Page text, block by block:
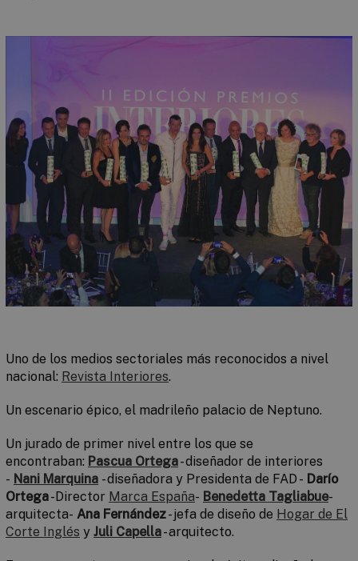
Uno de los medios sectoriales más reconocidos a nivel
nacional: Revista Interiores.
Un escenario épico, el madrileño palacio de Neptuno.
Un jurado de primer nivel entre los que se
encontraban: Pascua Ortega- diseñador de interiores
- Nani Marquina - diseñadora y Presidenta de FAD - Darío
Ortega-Director Marca España- Benedetta Tagliabue-
arquitecta- Ana Fernández- jefa de diseño de Hogar de El
Corte Inglés y Juli Capella- arquitecto.